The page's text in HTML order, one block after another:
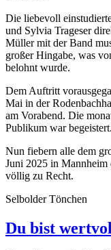
Die liebevoll
und Sylvia Trageser
Müller mit der Band
großer Hingabe, was
belohnt wurde.
Dem Auftritt
Mai in der
am Vorabend. Die
Publikum war begeistert.
Nun fiebern alle dem
Juni 2025 in Mannheim
völlig zu Recht.
Selbolder Tönchen
Du bist